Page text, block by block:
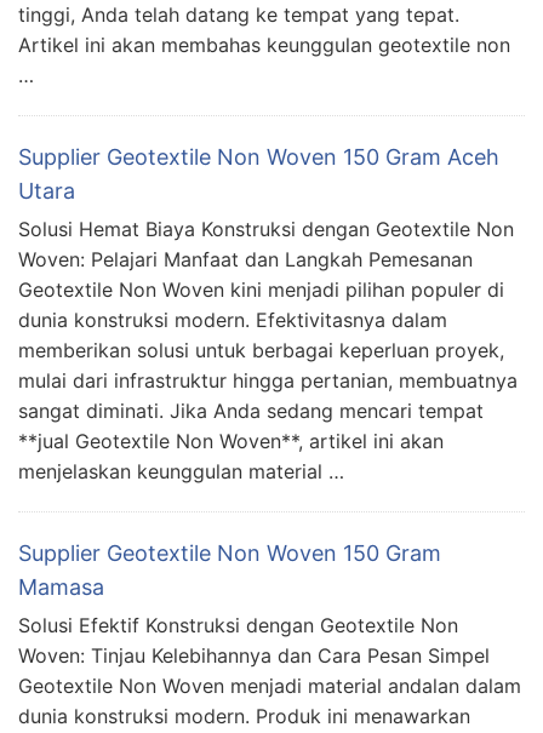
tinggi, Anda telah datang ke tempat yang tepat.
Artikel ini akan membahas keunggulan geotextile non
…
Supplier Geotextile Non Woven 150 Gram Aceh
Utara
Solusi Hemat Biaya Konstruksi dengan Geotextile Non
Woven: Pelajari Manfaat dan Langkah Pemesanan
Geotextile Non Woven kini menjadi pilihan populer di
dunia konstruksi modern. Efektivitasnya dalam
memberikan solusi untuk berbagai keperluan proyek,
mulai dari infrastruktur hingga pertanian, membuatnya
sangat diminati. Jika Anda sedang mencari tempat
**jual Geotextile Non Woven**, artikel ini akan
menjelaskan keunggulan material …
Supplier Geotextile Non Woven 150 Gram
Mamasa
Solusi Efektif Konstruksi dengan Geotextile Non
Woven: Tinjau Kelebihannya dan Cara Pesan Simpel
Geotextile Non Woven menjadi material andalan dalam
dunia konstruksi modern. Produk ini menawarkan